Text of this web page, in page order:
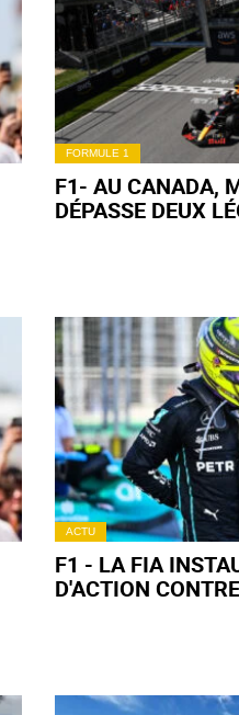
FORMULE 1
F1- AU CANADA,
DÉPASSE DEUX
ACTU
F1 - LA FIA
D'ACTION